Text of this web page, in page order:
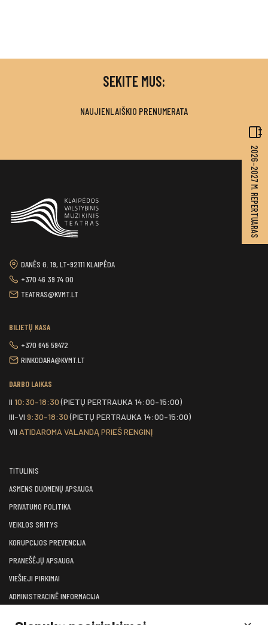
2026–2027 M. REPERTUARAS
SEKITE MUS:
NAUJIENLAIŠKIO PRENUMERATA
DANĖS G. 19, LT-92111 KLAIPĖDA
+370 46 39 74 00
TEATRAS@KVMT.LT
BILIETŲ KASA
+370 645 59472
RINKODARA@KVMT.LT
DARBO LAIKAS
II 10:30–18:30(PIETŲ PERTRAUKA 14:00–15:00)
III-VI 9:30–18:30(PIETŲ PERTRAUKA 14:00–15:00)
VII ATIDAROMA VALANDĄ PRIEŠ RENGINĮ
TITULINIS
ASMENS DUOMENŲ APSAUGA
PRIVATUMO POLITIKA
VEIKLOS SRITYS
KORUPCIJOS PREVENCIJA
PRANEŠĖJŲ APSAUGA
VIEŠIEJI PIRKIMAI
ADMINISTRACINĖ INFORMACIJA